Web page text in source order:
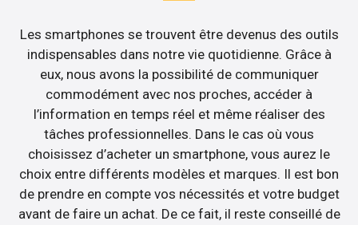
Les smartphones se trouvent être devenus des outils
indispensables dans notre vie quotidienne. Grâce à
eux, nous avons la possibilité de communiquer
commodément avec nos proches, accéder à
l’information en temps réel et même réaliser des
tâches professionnelles. Dans le cas où vous
choisissez d’acheter un smartphone, vous aurez le
choix entre différents modèles et marques. Il est bon
de prendre en compte vos nécessités et votre budget
avant de faire un achat. De ce fait, il reste conseillé de